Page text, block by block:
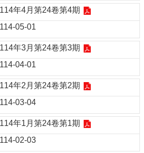
114年4月第24卷第4期
114-05-01
114年3月第24卷第3期
114-04-01
114年2月第24卷第2期
114-03-04
114年1月第24卷第1期
114-02-03